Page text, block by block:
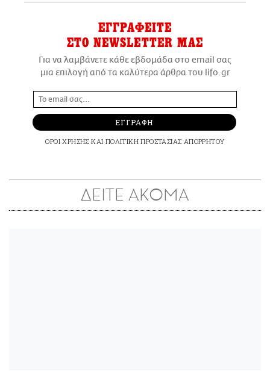
ΕΓΓΡΑΦΕΙΤΕ
ΣΤΟ NEWSLETTER ΜΑΣ
Για να λαμβάνετε κάθε εβδομάδα στο email σας
μια επιλογή από τα καλύτερα άρθρα του lifo.gr
ΕΓΓΡΑΦΗ
ΟΡΟΙ ΧΡΗΣΗΣ ΚΑΙ ΠΟΛΙΤΙΚΗ ΠΡΟΣΤΑΣΙΑΣ ΑΠΟΡΡΗΤΟΥ
ΔΕΙΤΕ ΑΚΟΜΑ